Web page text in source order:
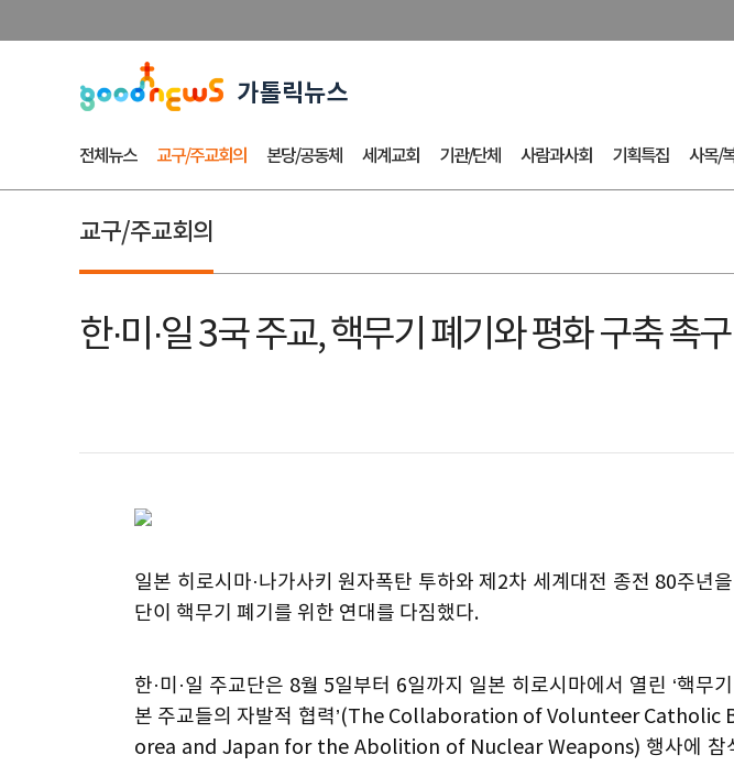
전체뉴스 교구/주교회의 본당/공동체 세계교회 기관/단체 사람과사회 기획특집 사목/
교구/주교회의
한·미·일 3국 주교, 핵무기 폐기와 평화 구축 촉
일본 히로시마·나가사키 원자폭탄 투하와 제2차 세계대전 종전 80주년
단이 핵무기 폐기를 위한 연대를 다짐했다.
한·미·일 주교단은 8월 5일부터 6일까지 일본 히로시마에서 열린 ‘핵무
본 주교들의 자발적 협력’(The Collaboration of Volunteer Catholic
orea and Japan for the Abolition of Nuclear Weapons) 행사에 참석